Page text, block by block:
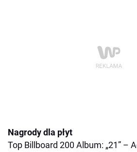
Nagrody dla płyt
Top Billboard 200 Album: „21” –